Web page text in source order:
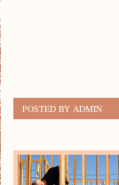
POSTED BY ADMIN